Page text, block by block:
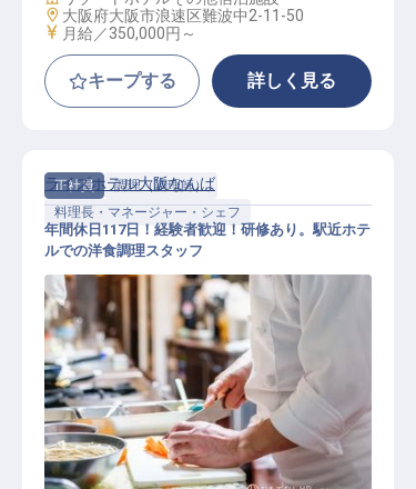
勤務地
大阪府大阪市浪速区難波中2-11-50
給与
月給／350,000円～
キープする 詳しく見る
正社員
調理（調理師）
料理長・マネージャー・シェフ
料理長・マネージャー・シェフ / 正
社員
ライズホテル大阪なんば
年間休日117日！経験者歓迎！研修あり。駅近ホテ
ルでの洋食調理スタッフ